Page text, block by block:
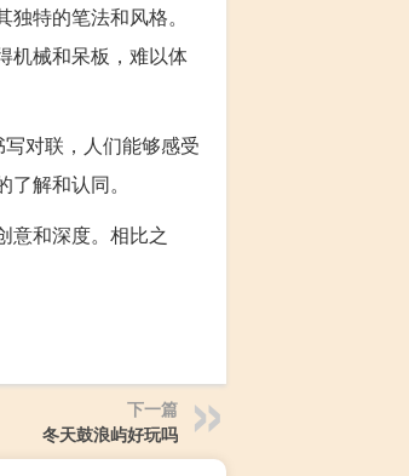
特的笔法和风格。
机械和呆板，难以体
对联，人们能够感受
解和认同。
意和深度。相比之
下一篇
冬天鼓浪屿好玩吗